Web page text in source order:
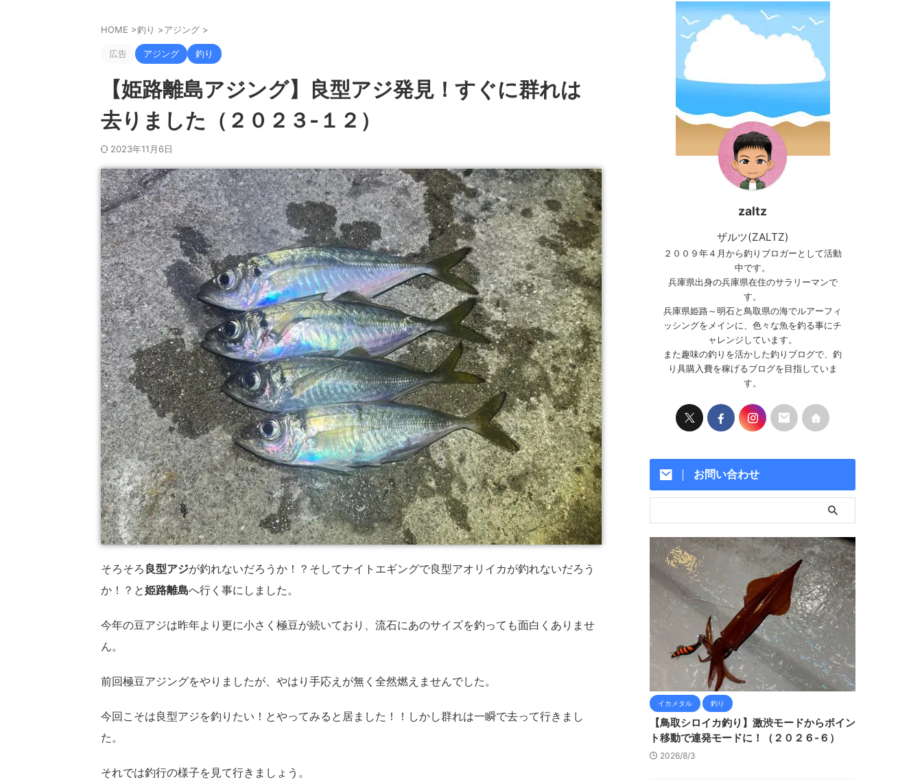
HOME >釣り >アジング >
広告 アジング 釣り
【姫路離島アジング】良型アジ発見！すぐに群れは
去りました（２０２３-１２）
2023年11月6日
そろそろ 良型アジが釣れないだろうか！？そしてナイトエギングで良型アオリイカが釣れないだろう
か！？と姫路離島へ行く事にしました。
今年の豆アジは昨年より更に小さく極豆が続いており、流石にあのサイズを釣っても面白くありませ
ん。
前回極豆アジングをやりましたが、やはり手応えが無く全然燃えませんでした。
今回こそは良型アジを釣りたい！とやってみると居ました！！しかし群れは一瞬で去って行きまし
た。
それでは釣行の様子を見て行きましょう。
zaltz
ザルツ(ZALTZ)
２００９年４月から釣りブロガーとして活動
中です。
兵庫県出身の兵庫県在住のサラリーマンで
す。
兵庫県姫路～明石と鳥取県の海でルアーフィ
ッシングをメインに、色々な魚を釣る事にチ
ャレンジしています。
また趣味の釣りを活かした釣りブログで、釣
り具購入費を稼げるブログを目指していま
す。
お問い合わせ
イカメタル 釣り
【鳥取シロイカ釣り】激渋モードからポイン
ト移動で連発モードに！（２０２６-６）
2026/8/3